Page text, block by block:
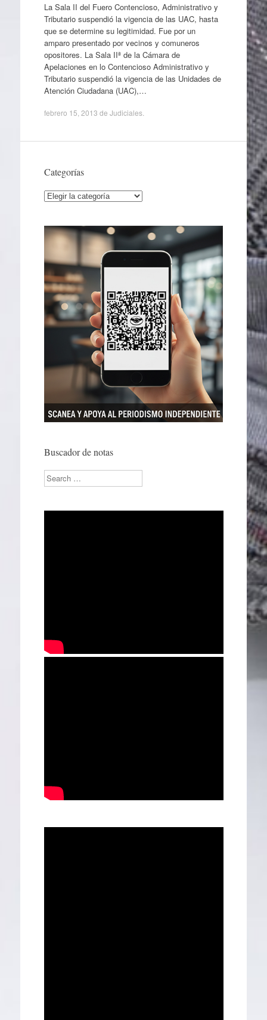
La Sala II del Fuero Contencioso, Administrativo y
Tributario suspendió la vigencia de las UAC, hasta
que se determine su legitimidad. Fue por un
amparo presentado por vecinos y comuneros
opositores. La Sala IIª de la Cámara de
Apelaciones en lo Contencioso Administrativo y
Tributario suspendió la vigencia de las Unidades de
Atención Ciudadana (UAC),…
febrero 15, 2013 de Judiciales.
Categorías
Categorías
Buscador de notas
Search